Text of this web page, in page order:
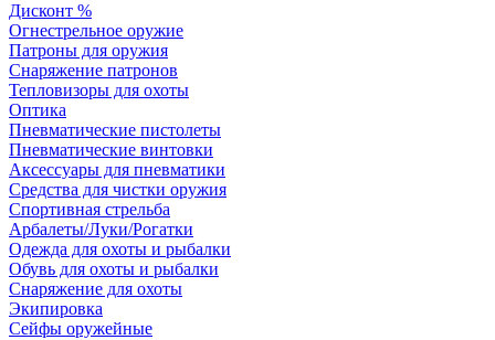
Дисконт %
Огнестрельное оружие
Патроны для оружия
Снаряжение патронов
Тепловизоры для охоты
Оптика
Пневматические пистолеты
Пневматические винтовки
Аксессуары для пневматики
Средства для чистки оружия
Спортивная стрельба
Арбалеты/Луки/Рогатки
Одежда для охоты и рыбалки
Обувь для охоты и рыбалки
Снаряжение для охоты
Экипировка
Сейфы оружейные